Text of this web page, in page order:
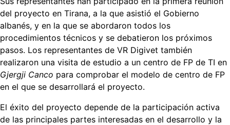
del proyecto en Tirana, a la que asistió el Gobierno
albanés, y en la que se abordaron todos los
procedimientos técnicos y se debatieron los próximos
pasos. Los representantes de VR Digivet también
realizaron una visita de estudio a un centro de FP de TI en
Gjergji Canco para comprobar el modelo de centro de FP
en el que se desarrollará el proyecto.
El éxito del proyecto depende de la participación activa
de las principales partes interesadas en el desarrollo y la